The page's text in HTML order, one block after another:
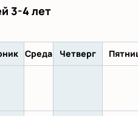
3-4 лет
Среда Четверг